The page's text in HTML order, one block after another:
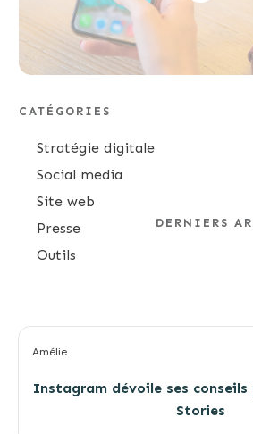
CATÉGORIES
Stratégie digitale
Social media
Site web
Presse
Outils
DERNIERS
Amélie
Instagram dévoile ses conseils
Stories